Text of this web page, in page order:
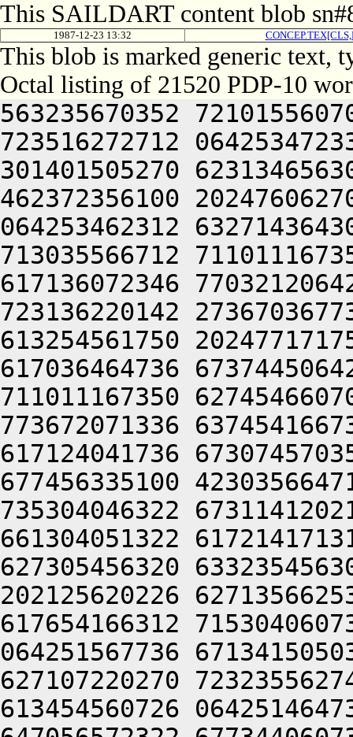
This SAILDART content blob
1987-12-23 13:32
This blob is marked generic text,
Octal listing of 21520 PDP-10
563235670352 721015560706 713376306424 563116260714 723516272712 064253472336 663136260734 617127531152 301401505270 623134656304 677375366322 673137356206 462372356100 202476062706 647155161702 723235767374 064253462312 632714364302 703315167312 756416267716 713035566712 711011167350 627454660706 625010367734 617136072346 770321206424 563054563722 672075060740 723136220142 273670367732 667375620230 647476020236 613254561750 202477171750 627324051740 627075163322 617036464736 673744506424 756416267716 713035566712 711011167350 627454660706 625010367734 617136072346 773672071336 637454166732 627444044734 723136263302 617124041736 673074570350 717741505032 052036572320 677456335100 423035664712 661010727100 413374271336 735304046322 673114120216 271010462632 647075064712 661304051322 617214171310 202405606424 437034271322 627305456320 633235456304 713134165500 517375674702 202125620226 627135662530 202176262716 677444045722 617654166312 715304060734 621010460754 647104040534 064251567736 671341505032 052116260714 721010460750 627107220270 723235562746 723035570270 643155166270 613454560726 064251464732 647514562100 423236372344 647056572322 677344060734 621011667750 203155771100 503534266322 617036464736 672715063322 662714271312 607261505202 663304051322 637216471500 513136362744 733134406424 064252464312 203036572320 677456320356 647475020350 675016464302 673264050302 723455161726 202116571746 727105420226 627355662750 641011360720 671301505224 647324045712 667414626270 643155166270 613454560726 202314171344 745011560746 647356462744 261011560744 655012372312 633235326032 052114167322 627304046134 202574564734 713134226100 607354420224 677344046100 537215172312 203155771100 723214564744 203075767350 713234272750 647375671500 723361505350 643236320310 677076566712 673505606424 064253462734 622515172330 626414163712 064241505270 613134764734 517134372322 677357344734 723455762352 617515167734 770321206424 523214520314 647456372100 723575720306 643036072312 713464067714 203515064746 203476062706 647155161702 723235767100 703454571712 673504060500 623136361744 647416464736 671015763032 053515062500 717514167310 607454420240 713374771302 667334571100 447356462744 633034362500 633376220350 643124056206 462372327100 202515062500 633236271750 203075060740 723136206424 617375672302 647356320302 203114571706 713236072322 677344067714 203515062500 617375661712 703516320336 631016464312 202710346236 515304060734 621016464312 203474561736 673101505306 677356460722 673464060500 623136361744 647416464736 671015763100 723214520314 727354372322 677356320302 673104066702 617455771500 647344072320 625013441630 476473406424 503455763744 607335562744 202235672312 713154161712 271004052320 625014364302 703514571130 203014052320 625013441630 476473420232 627514126636 613254561750 064252071336 723374367730 261164720310 627474371322 613136320320 677564072320 625013441630 476473420306 607344061312 203076571750 677335175312 621016467500 717536070336 713501505336 723214571100 627615171750 647354720336 613254561750 267376264712 673514562100 703036260710 647175571500 607354420350 675014462714 647354520334 627564067734 627465606424 064252464312 203156567310 607334567350 607304067704 653134372346 203374620350 643124056206 462372356100 607454520306 663036371712 715304064734 717514167306 627465406424 637135662744 647064063352 673076464736 673465420302 673104066712 723215762346 271001505032 052024075670 613236420306 663036371670 277744067704 653134372100 623136462744 667235662746 203515062500 717516272706 723536262500 607354420304 627214173322 677444067714 203024071712 720321267714 203376464312 711015761324 627076471530 203575064706 641014171312 203074166330 627104064750 715017356304 647504064734 717514167306 627477627100 064250573312 713624041736 667335767100 463236370100 677055262706 721015171500 607344075670 613236406424 647356372302 673074556136 771015763100 605014366302 717465620100 523214520306 663036371500 677144060734 203374265312 617504062312 723136266722 673136320350 643124071712 721015763032 053376062744 607515167734 715016464302 721014360734 203054520340 627454667744 667134420336 671016464312 203374265312 617505606424 064250120366 563055172100 637135662744 647064063352 673076464736 672705777100 647464060500 633535661750 647375620356 643376362500 613135060754 647376220310 627414567310 715015767100 723214506424 617314171746 627464067744 203234462734 723236464712 715015763100